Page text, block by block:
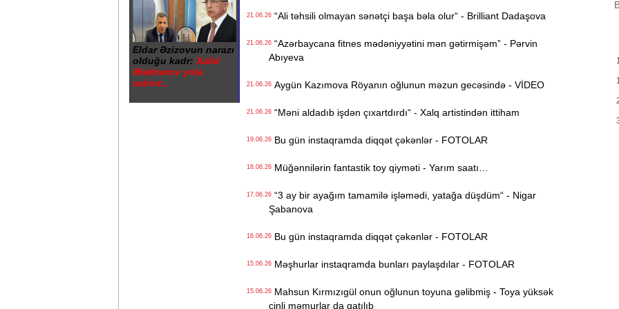
Eldar Əzizovun narazı
olduğu kadr: Xalid
Ələkbərov yola
salınır...
21.06.26“Ali təhsili olmayan sənətçi başa bəla olur“ - Brilliant Dadaşova
21.06.26“Azərbaycana fitnes mədəniyyətini mən gətirmişəm” - Pərvin
Abıyeva
21.06.26Aygün Kazımova Röyanın oğlunun məzun gecəsində - VİDEO
21.06.26“Məni aldadıb işdən çıxartdırdı“ - Xalq artistindən ittiham
19.06.26Bu gün instaqramda diqqət çəkənlər - FOTOLAR
18.06.26Müğənnilərin fantastik toy qiyməti - Yarım saatı…
17.06.26“3 ay bir ayağım tamamilə işləmədi, yatağa düşdüm“ - Nigar
Şabanova
16.06.26Bu gün instaqramda diqqət çəkənlər - FOTOLAR
15.06.26Məşhurlar instaqramda bunları paylaşdılar - FOTOLAR
15.06.26Mahsun Kırmızıgül onun oğlunun toyuna gəlibmiş - Toya yüksək
çinli məmurlar da qatılıb